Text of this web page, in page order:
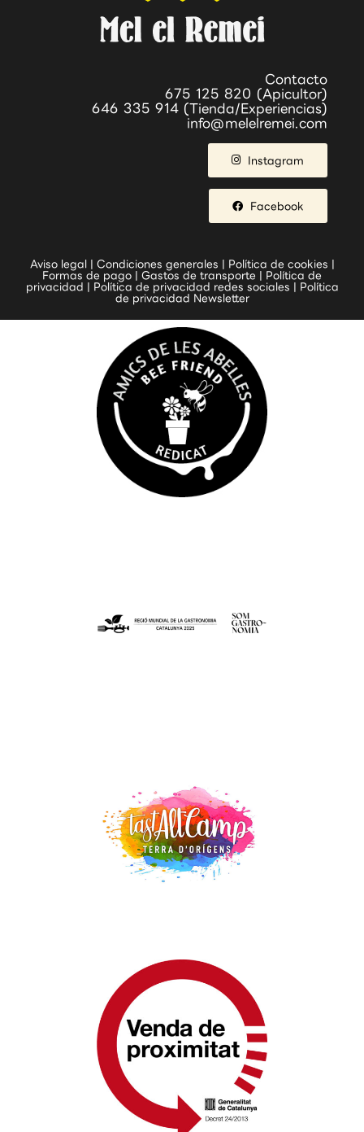
Contacto
675 125 820 (Apicultor)
646 335 914 (Tienda/Experiencias)
info@melelremei.com
Instagram
Facebook
Aviso legal| Condiciones generales | Política de cookies |
Formas de pago | Gastos de transporte | Política de
privacidad | Política de privacidad redes sociales | Política
de privacidad Newsletter